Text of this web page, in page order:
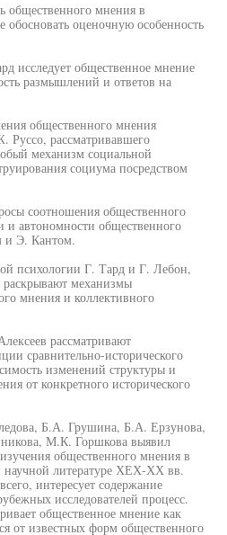
общественного мнения в
оценочную особенность
исследует общественное мнение
размышлений и ответов на
общественного мнения
рассматривавшего
механизм социальной
социума посредством
соотношения общественного
и автономности общественного
и Э. Кантом.
психологии Г. Тард и Г. Лебон,
механизмы
мнения и коллективного
рассматривают
сравнительно-исторического
изменений структуры и
от конкретного исторического
Б.А. Грушина, Б.А. Ерзунова,
М.К. Горшкова выявил
общественного мнения в
научной литературе ХЕХ-ХХ вв.
интересует содержание
исследователей процесс.
общественное мнение как
от известных форм общественного